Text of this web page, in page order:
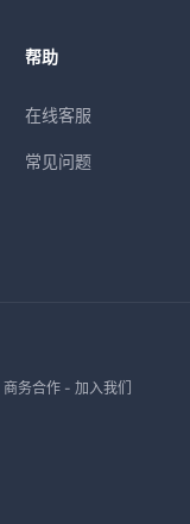
帮助
在线客服
常见问题
商务合作- 加入我们